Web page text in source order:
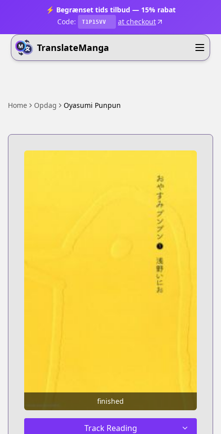
⚡ Begrænset tids tilbud — 15% rabat
Code:
T1P15VV at checkout
TranslateManga
Home Opdag Oyasumi Punpun
finished
Track Reading